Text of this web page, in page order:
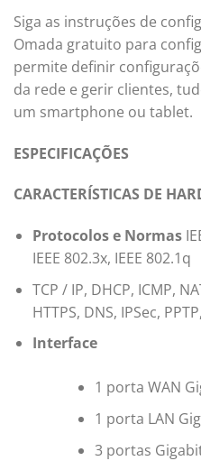
Siga as instruções de
Omada gratuito para
permite definir
da rede e gerir clientes,
um smartphone ou tablet.
ESPECIFICAÇÕES
CARACTERÍSTICAS DE
Protocolos e Normas
IEEE 802.3x, IEEE 802.1q
TCP / IP, DHCP, ICMP,
HTTPS, DNS, IPSec,
Interface
1 porta WAN
1 porta LAN
3 portas